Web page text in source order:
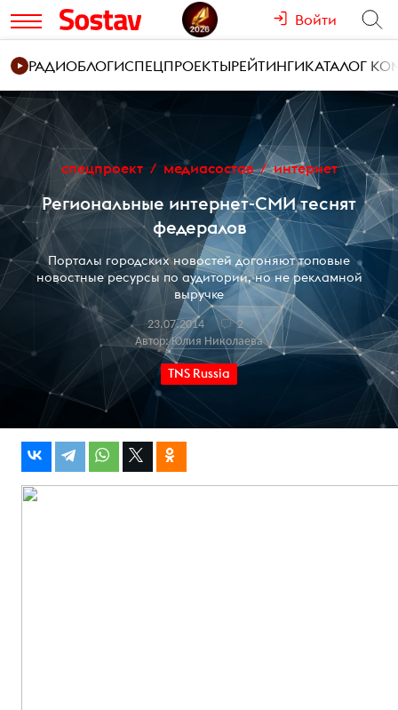
Войти
РАДИОБЛОГИСПЕЦПРОЕКТЫРЕЙТИНГИКАТАЛОГ
спецпроект медиасостав интернет
Региональные интернет-СМИ теснят
федералов
Порталы городских новостей догоняют топовые
новостные ресурсы по аудитории, но не рекламной
выручке
23.07.2014
2
Автор:Юлия Николаева
TNS Russia